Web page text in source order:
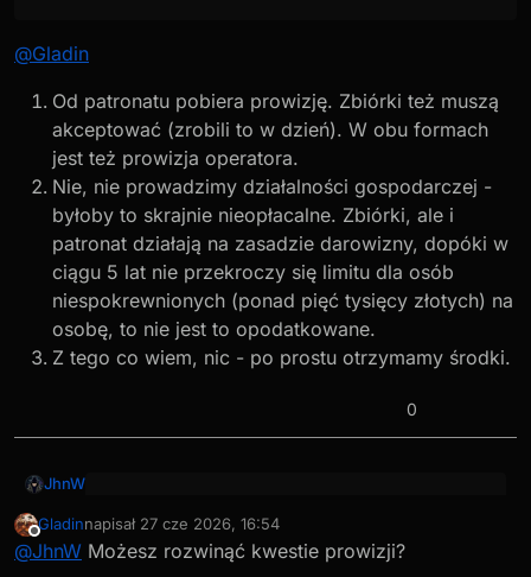
@Gladin
Od patronatu pobiera prowizję. Zbiórki też muszą
akceptować (zrobili to w dzień). W obu formach
jest też prowizja operatora.
Nie, nie prowadzimy działalności gospodarczej -
byłoby to skrajnie nieopłacalne. Zbiórki, ale i
patronat działają na zasadzie darowizny, dopóki w
ciągu 5 lat nie przekroczy się limitu dla osób
niespokrewnionych (ponad pięć tysięcy złotych) na
osobę, to nie jest to opodatkowane.
Z tego co wiem, nic - po prostu otrzymamy środki.
0
JhnW
Z tego co widzę, to Patronite nie bierze prowizji od
zbiórek. A od patronatu też nie?
@Gladin
Niedostępny
Gladinnapisał 27 cze 2026, 16:54
ostatnio edytowany przez
@JhnW Możesz rozwinąć kwestie prowizji?